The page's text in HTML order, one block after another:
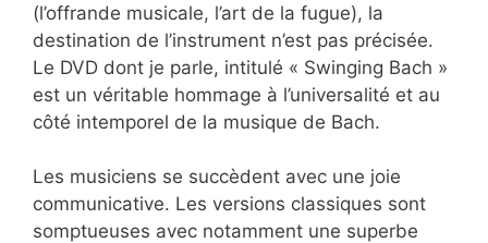
(l’offrande musicale, l’art de la fugue), la
destination de l’instrument n’est pas précisée.
Le DVD dont je parle, intitulé « Swinging Bach »
est un véritable hommage à l’universalité et au
côté intemporel de la musique de Bach.
Les musiciens se succèdent avec une joie
communicative. Les versions classiques sont
somptueuses avec notamment une superbe